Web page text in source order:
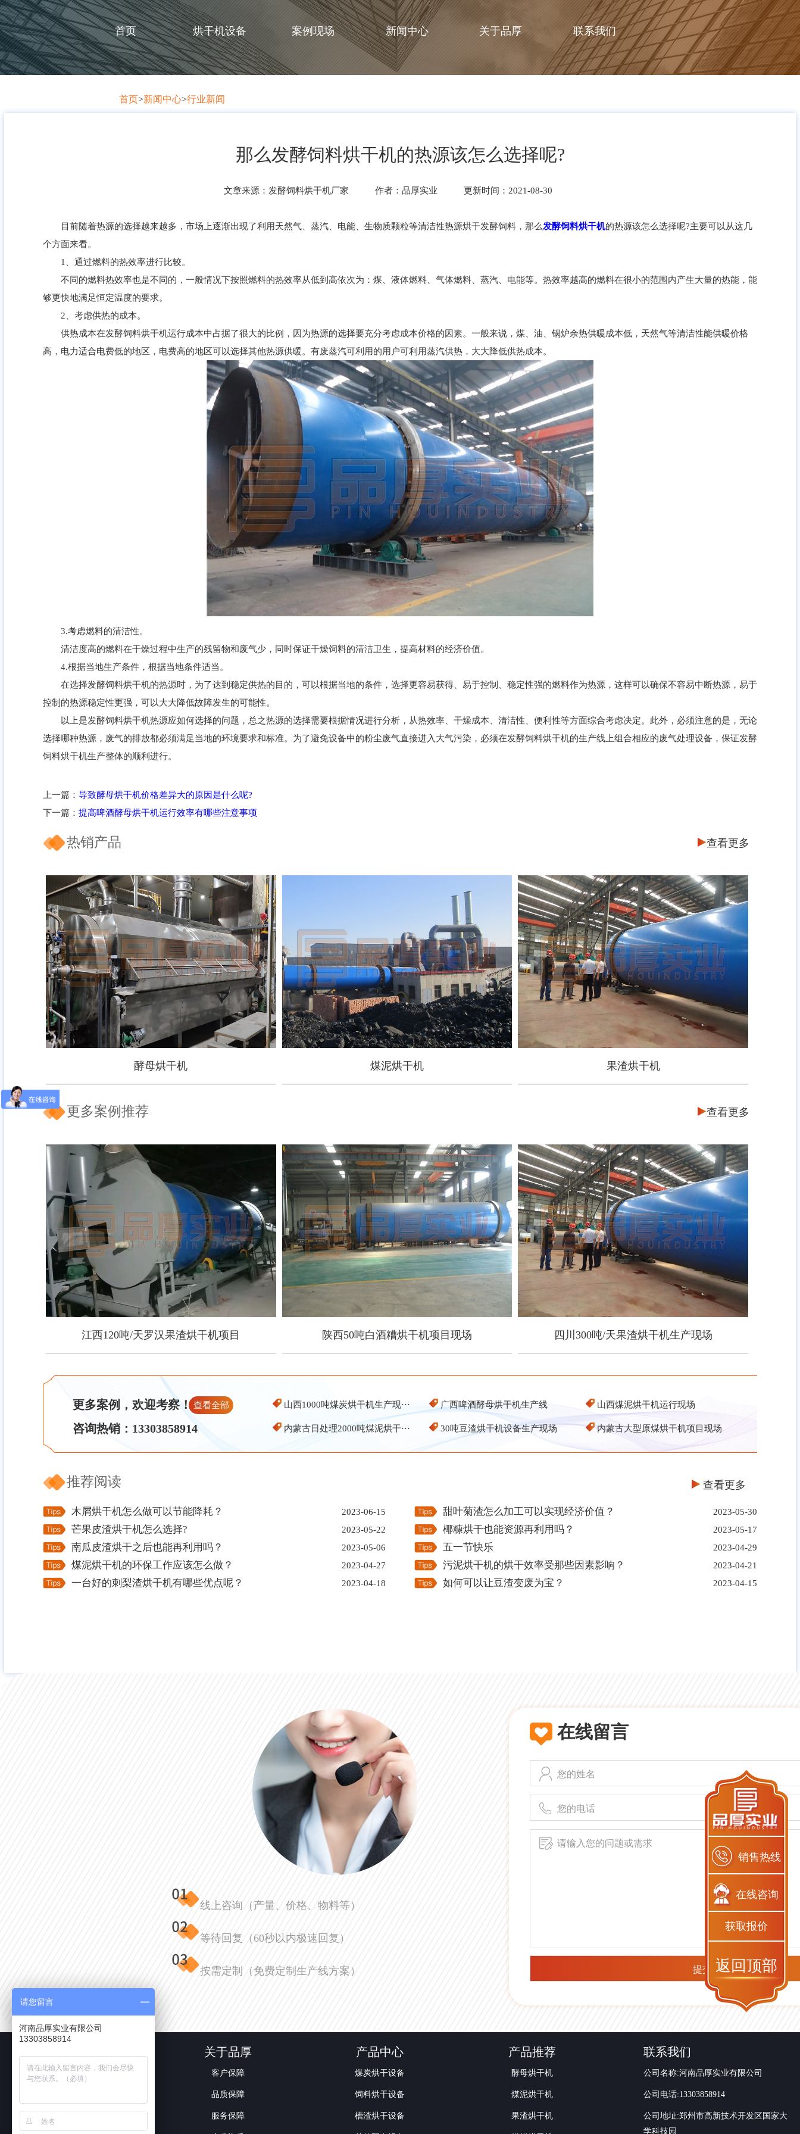
首页 烘干机设备 案例现场 新闻中心 关于品厚 联系我们
首页>新闻中心>行业新闻
那么发酵饲料烘干机的热源该怎么选择呢?
文章来源：发酵饲料烘干机厂家 作者：品厚实业 更新时间：2021-08-30
目前随着热源的选择越来越多，市场上逐渐出现了利用天然气、蒸汽、电能、生物质颗粒等清洁性热源烘干发酵饲料，那么发酵饲料烘干机的热源该怎么选择呢?主要可以从这几
个方面来看。
1、通过燃料的热效率进行比较。
不同的燃料热效率也是不同的，一般情况下按照燃料的热效率从低到高依次为：煤、液体燃料、气体燃料、蒸汽、电能等。热效率越高的燃料在很小的范围内产生大量的热能，能
够更快地满足恒定温度的要求。
2、考虑供热的成本。
供热成本在发酵饲料烘干机运行成本中占据了很大的比例，因为热源的选择要充分考虑成本价格的因素。一般来说，煤、油、锅炉余热供暖成本低，天然气等清洁性能供暖价格
高，电力适合电费低的地区，电费高的地区可以选择其他热源供暖。有废蒸汽可利用的用户可利用蒸汽供热，大大降低供热成本。
3.考虑燃料的清洁性。
清洁度高的燃料在干燥过程中生产的残留物和废气少，同时保证干燥饲料的清洁卫生，提高材料的经济价值。
4.根据当地生产条件，根据当地条件适当。
在选择发酵饲料烘干机的热源时，为了达到稳定供热的目的，可以根据当地的条件，选择更容易获得、易于控制、稳定性强的燃料作为热源，这样可以确保不容易中断热源，易于
控制的热源稳定性更强，可以大大降低故障发生的可能性。
以上是发酵饲料烘干机热源应如何选择的问题，总之热源的选择需要根据情况进行分析，从热效率、干燥成本、清洁性、便利性等方面综合考虑决定。此外，必须注意的是，无论
选择哪种热源，废气的排放都必须满足当地的环境要求和标准。为了避免设备中的粉尘废气直接进入大气污染，必须在发酵饲料烘干机的生产线上组合相应的废气处理设备，保证发酵
饲料烘干机生产整体的顺利进行。
上一篇： 导致酵母烘干机价格差异大的原因是什么呢?
下一篇： 提高啤酒酵母烘干机运行效率有哪些注意事项
热销产品 查看更多
酵母烘干机
酵母烘干机 煤泥烘干机 果渣烘干机
更多案例推荐 查看更多
江西120吨/天罗汉果渣烘干机项目
江西120吨/天罗汉果渣烘干机项目 陕西50吨白酒糟烘干机项目现场 四川300吨/天果渣烘干机生产现场
更多案例，欢迎考察！ 查看全部
咨询热销：13303858914
山西1000吨煤炭烘干机生产现··· 广西啤酒酵母烘干机生产线 山西煤泥烘干机运行现场
内蒙古日处理2000吨煤泥烘干··· 30吨豆渣烘干机设备生产现场 内蒙古大型原煤烘干机项目现场
推荐阅读
木屑烘干机怎么做可以节能降耗？ 2023-06-15 甜叶菊渣怎么加工可以实现经济价值？ 2023-05-30
芒果皮渣烘干机怎么选择? 2023-05-22 椰糠烘干也能资源再利用吗？ 2023-05-17
南瓜皮渣烘干之后也能再利用吗？ 2023-05-06 五一节快乐 2023-04-29
煤泥烘干机的环保工作应该怎么做？ 2023-04-27 污泥烘干机的烘干效率受那些因素影响？ 2023-04-21
一台好的刺梨渣烘干机有哪些优点呢？ 2023-04-18 如何可以让豆渣变废为宝？ 2023-04-15
查看更多
线上咨询（产量、价格、物料等）
等待回复（60秒以内极速回复）
按需定制（免费定制生产线方案）
在线留言
关于品厚
客户保障
品质保障
服务保障
产品中心
煤炭烘干设备
饲料烘干设备
槽渣烘干设备
产品推荐
酵母烘干机
煤泥烘干机
果渣烘干机
联系我们
公司名称:河南品厚实业有限公司
公司电话:13303858914
公司地址:郑州市高新技术开发区国家大
学科技园
销售热线
在线咨询
获取报价
返回顶部
请您留言
河南品厚实业有限公司
13303858914